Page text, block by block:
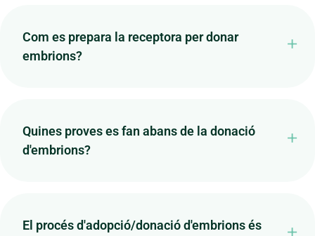
Com es prepara la receptora per donar
embrions?
Quines proves es fan abans de la donació
d'embrions?
El procés d'adopció/donació d'embrions és